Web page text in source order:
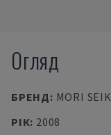
Огляд
БРЕНД: MORI
РІК: 2008